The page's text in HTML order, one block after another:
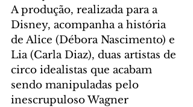
A produção, realizada para a
Disney, acompanha a história
de Alice (Débora Nascimento) e
Lia (Carla Diaz), duas artistas de
circo idealistas que acabam
sendo manipuladas pelo
inescrupuloso Wagner